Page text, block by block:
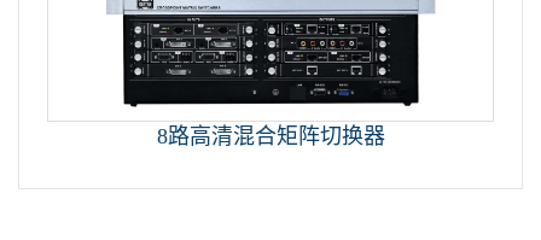
8路高清混合矩阵切换器